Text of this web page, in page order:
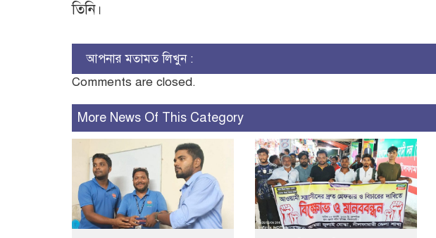
তিনি।
আপনার মতামত লিখুন :
Comments are closed.
More News Of This Category